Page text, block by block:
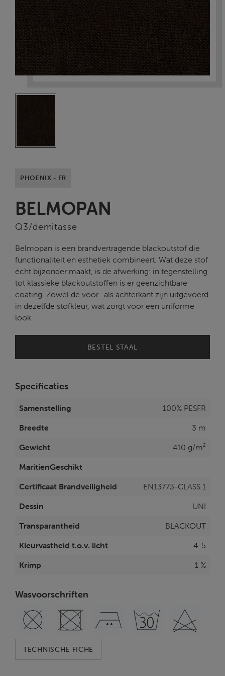
PHOENIX - FR
BELMOPAN
Q3/demitasse
Belmopan is een brandvertragende blackoutstof die
functionaliteit en esthetiek combineert. Wat deze stof
écht bijzonder maakt, is de afwerking: in tegenstelling
tot klassieke blackoutstoffen is er geenzichtbare
coating. Zowel de voor- als achterkant zijn uitgevoerd
in dezelfde stofkleur, wat zorgt voor een uniforme
look.
BESTEL STAAL
Specificaties
Samenstelling
100% PESFR
Breedte
3 m
Gewicht
410 g/m²
MaritienGeschikt
Certificaat Brandveiligheid
EN13773-CLASS 1
Dessin
UNI
Transparantheid
BLACKOUT
Kleurvastheid t.o.v. licht
4-5
Krimp
1 %
Wasvoorschriften
TECHNISCHE FICHE